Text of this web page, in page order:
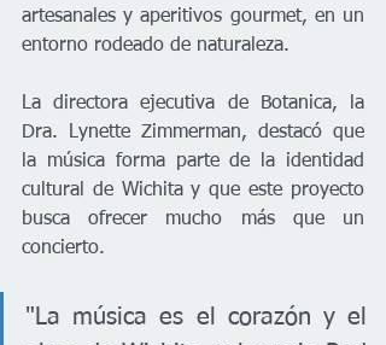
artesanales y aperitivos gourmet, en un
entorno rodeado de naturaleza.
La directora ejecutiva de Botanica, la
Dra. Lynette Zimmerman, destacó que
la música forma parte de la identidad
cultural de Wichita y que este proyecto
busca ofrecer mucho más que un
concierto.
"La música es el corazón y el